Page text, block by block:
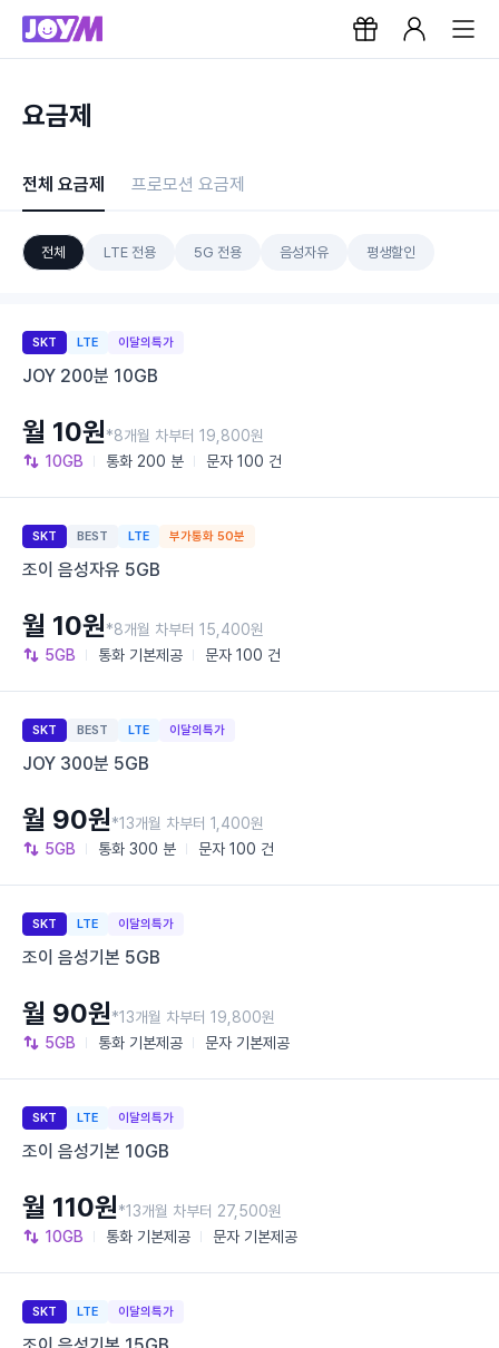
요금제
전체 요금제 프로모션 요금제
전체 LTE 전용 5G 전용 음성자유 평생할인
SKT LTE 이달의특가
JOY 200분 10GB
10GB 통화 200 분 문자 100 건
월 10원*8개월 차부터 19,800원
SKT BEST LTE 부가통화 50분
조이 음성자유 5GB
5GB 통화 기본제공 문자 100 건
월 10원*8개월 차부터 15,400원
SKT BEST LTE 이달의특가
JOY 300분 5GB
5GB 통화 300 분 문자 100 건
월 90원*13개월 차부터 1,400원
SKT LTE 이달의특가
조이 음성기본 5GB
5GB 통화 기본제공 문자 기본제공
월 90원*13개월 차부터 19,800원
SKT LTE 이달의특가
조이 음성기본 10GB
10GB 통화 기본제공 문자 기본제공
월 110원*13개월 차부터 27,500원
SKT LTE 이달의특가